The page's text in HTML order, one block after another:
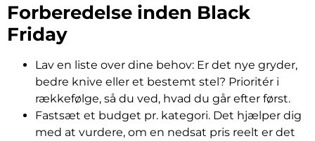
Forberedelse inden Black
Friday
Lav en liste over dine behov: Er det nye gryder,
bedre knive eller et bestemt stel? Prioritér i
rækkefølge, så du ved, hvad du går efter først.
Fastsæt et budget pr. kategori. Det hjælper dig
med at vurdere, om en nedsat pris reelt er det